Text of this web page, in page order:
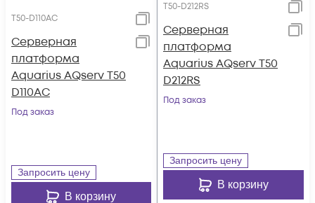
T50-D110AC
Серверная
платформа
Aquarius AQserv T50
D110AC
Под заказ
Запросить цену
В корзину
T50-D212RS
Серверная
платформа
Aquarius AQserv T50
D212RS
Под заказ
Запросить цену
В корзину